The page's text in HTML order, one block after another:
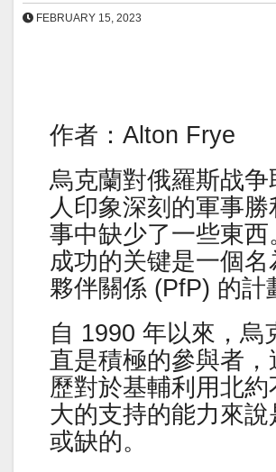
FEBRUARY 15, 2023
作者：Alton Frye
烏克蘭對俄羅斯战争
人印象深刻的軍事勝
事中缺少了一些東西
成功的关键是一個名
夥伴關係 (PfP) 的計
自 1990 年以來，烏
直是積極的參與者，
歷對於基輔利用北約
大的支持的能力來說
或缺的。